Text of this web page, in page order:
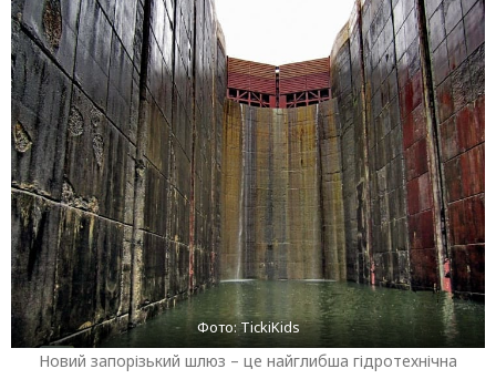
Фото: TickiKids
Новий запорізький шлюз – це найглибша гідротехнічна